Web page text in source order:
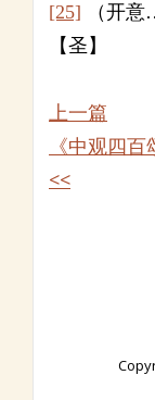
[25] （开意
【圣】
上一篇
《中观四
<<